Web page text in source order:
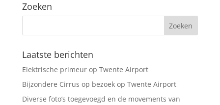
t
i
:
Zoeken
Laatste berichten
Elektrische primeur op Twente Airport
Bijzondere Cirrus op bezoek op Twente Airport
Diverse foto’s toegevoegd en de movements van